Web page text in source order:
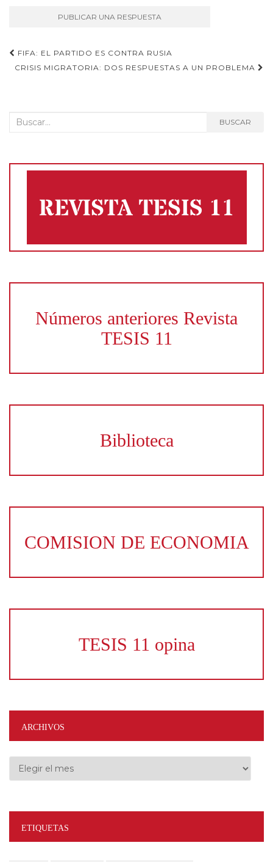
Navegación
de
FIFA: EL PARTIDO ES CONTRA RUSIA
CRISIS MIGRATORIA: DOS RESPUESTAS A UN PROBLEMA
Buscar: BUSCAR
Números anteriores Revista
TESIS 11
Biblioteca
COMISION DE ECONOMIA
TESIS 11 opina
ARCHIVOS
Archivos
ETIQUETAS